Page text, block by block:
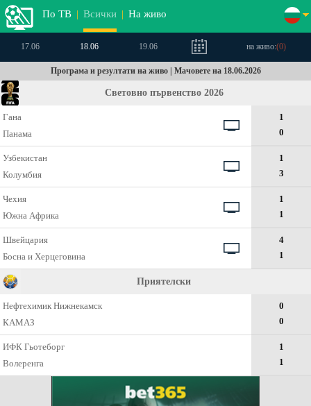
По ТВ | Всички | На живо
17.06 18.06 19.06 на живо:(0)
Програма и резултати на живо | Мачовете на 18.06.2026
Световно първенство 2026
Гана
Панама
1
0
Узбекистан
Колумбия
1
3
Чехия
Южна Африка
1
1
Швейцария
Босна и Херцеговина
4
1
Приятелски
Нефтехимик Нижнекамск
КАМАЗ
0
0
ИФК Гьотеборг
Волеренга
1
1